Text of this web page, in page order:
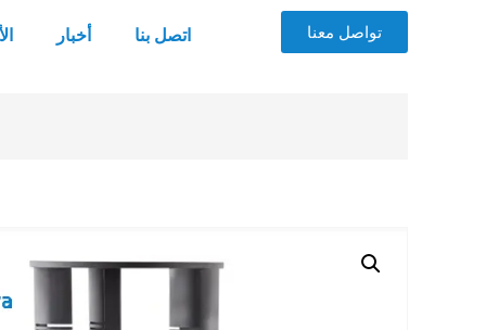
أخبار اتصل بنا تواصل معنا